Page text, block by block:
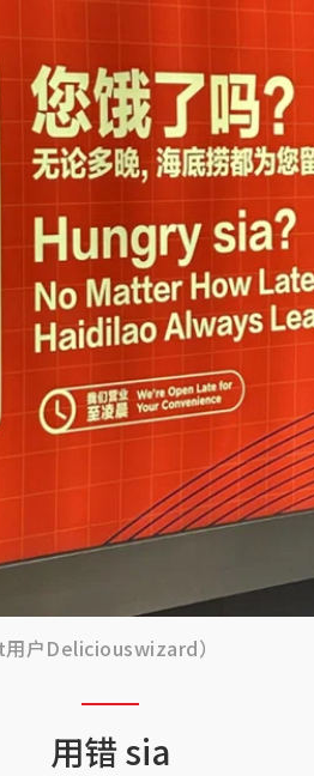
户Deliciouswizard）
用错 sia